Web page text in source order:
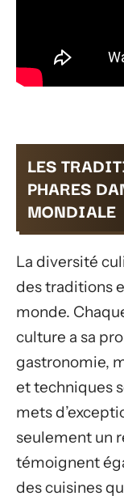
LES
PHARES
MONDIALE
La diversité
des traditions
monde.
culture a sa
gastronomie,
et techniques
mets
seulement un
témoignent
des cuisines